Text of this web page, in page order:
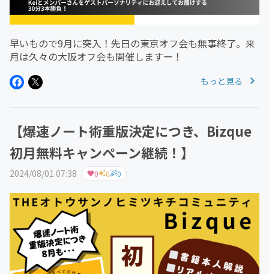
早いもので9月に突入！先日の東京オフ会も無事終了。来
月は久々の大阪オフ会も開催しますー！
もっと見る
【爆速ノート術重版決定につき、Bizque
初月無料キャンペーン継続！】
2024/08/01 07:38 0 0 0